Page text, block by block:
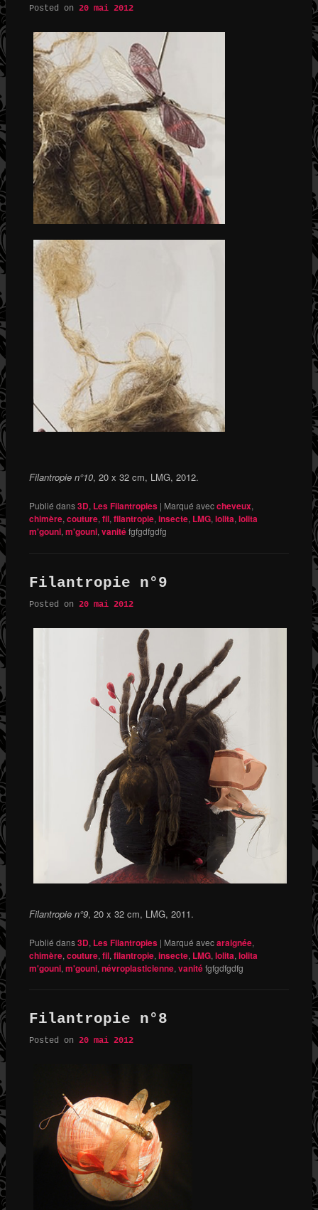
Posted on 20 mai 2012
Filantropie n°10, 20 x 32 cm, LMG, 2012.
Publié dans3D, Les Filantropies | Marqué aveccheveux,
chimère,couture,fil,filantropie,insecte, LMG,lolita,lolita
m'gouni,m'gouni,vanitéfgfgdfgdfg
Filantropie n°9
Posted on 20 mai 2012
Filantropie n°9, 20 x 32 cm, LMG, 2011.
Publié dans3D, Les Filantropies | Marqué avecaraignée,
chimère, couture, fil, filantropie, insecte, LMG, lolita, lolita
m'gouni, m'gouni, névroplasticienne, vanitéfgfgdfgdfg
Filantropie n°8
Posted on 20 mai 2012